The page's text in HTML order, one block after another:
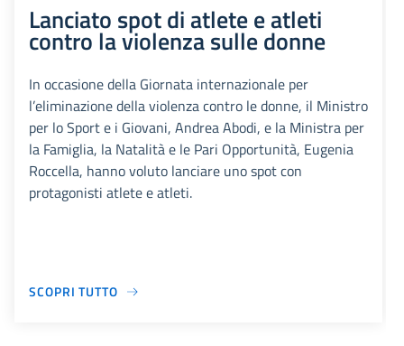
Lanciato spot di atlete e atleti
contro la violenza sulle donne
In occasione della Giornata internazionale per
l’eliminazione della violenza contro le donne, il Ministro
per lo Sport e i Giovani, Andrea Abodi, e la Ministra per
la Famiglia, la Natalità e le Pari Opportunità, Eugenia
Roccella, hanno voluto lanciare uno spot con
protagonisti atlete e atleti.
SCOPRI TUTTO